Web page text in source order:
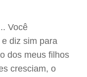
Você
diz sim para
dos meus filhos
cresciam, o